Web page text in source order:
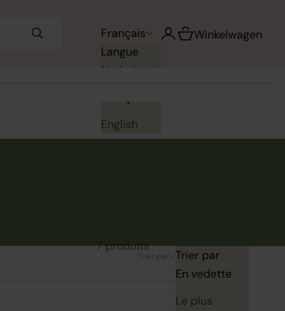
Français
Langue
Nederlands
English
Ouvrir le compte
Voir le panier
Winkelwagen
Trier par
Trier par
En vedette
Le plus
7 produits